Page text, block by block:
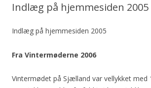
Indlæg på hjemmesiden 2005
Indlæg på hjemmesiden 2005
Fra Vintermøderne 2006
Vintermødet på Sjælland var vellykket med